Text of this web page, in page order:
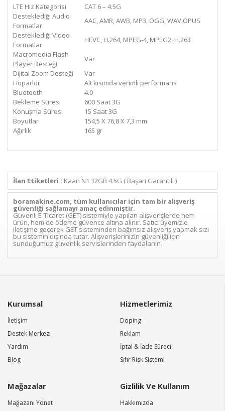
LTE Hız Kategorisi
CAT 6 – 4.5G
Desteklediği Audio
Formatlar
AAC, AMR, AWB, MP3, OGG, WAV,OPUS
Desteklediği Video
Formatlar
HEVC, H.264, MPEG-4, MPEG2, H.263
Macromedia Flash
Player Desteği
Var
Dijital Zoom Desteği
Var
Hoparlör
Alt kısımda verimli performans
Bluetooth
4.0
Bekleme Süresi
600 Saat 3G
Konuşma Süresi
15 Saat 3G
Boyutlar
154,5 X 76,8 X 7,3 mm
Ağırlık
165 gr
İlan Etiketleri : Kaan N1 32GB 4.5G ( Başarı Garantili )
boramakine.com, tüm kullanıcılar için tam bir alışveriş
güvenliği sağlamayı amaç edinmiştir.
Güvenli E-Ticaret (GET) sistemiyle yapılan alışverişlerde hem
ürün, hem de ödeme güvence altına alınır. Satıcı üyemizle
iletişime geçerek GET sisteminden bağımsız alışveriş yapmak sizi
bu sistemin dışında tutar. Alışverişlerinizin güvenliği için
sunduğumuz güvenlik servislerinden faydalanın.
Kurumsal
İletişim
Destek Merkezi
Yardım
Blog
Hizmetlerimiz
Doping
Reklam
İptal & İade Süreci
Sıfır Risk Sistemi
Mağazalar
Mağazanı Yönet
Gizlilik Ve Kullanım
Hakkımızda